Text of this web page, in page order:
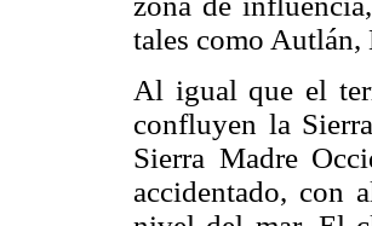
tales como
Al igual que el
confluyen la
Sierra Madre
accidentado, con